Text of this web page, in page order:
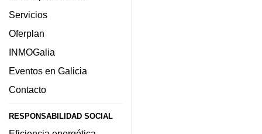
Servicios
Oferplan
INMOGalia
Eventos en Galicia
Contacto
RESPONSABILIDAD SOCIAL